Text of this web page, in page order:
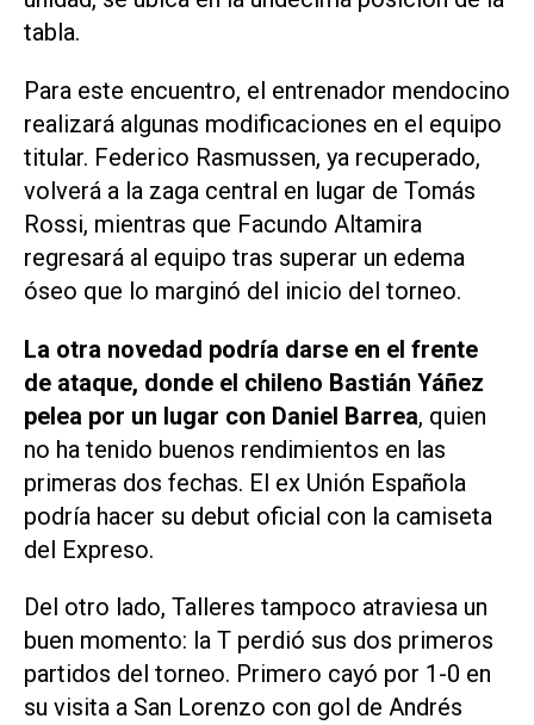
tabla.
Para este encuentro, el entrenador mendocino
realizará algunas modificaciones en el equipo
titular. Federico Rasmussen, ya recuperado,
volverá a la zaga central en lugar de Tomás
Rossi, mientras que Facundo Altamira
regresará al equipo tras superar un edema
óseo que lo marginó del inicio del torneo.
La otra novedad podría darse en el frente
de ataque, donde el chileno Bastián Yáñez
pelea por un lugar con Daniel Barrea, quien
no ha tenido buenos rendimientos en las
primeras dos fechas. El ex Unión Española
podría hacer su debut oficial con la camiseta
del Expreso.
Del otro lado, Talleres tampoco atraviesa un
buen momento: la T perdió sus dos primeros
partidos del torneo. Primero cayó por 1-0 en
su visita a San Lorenzo con gol de Andrés